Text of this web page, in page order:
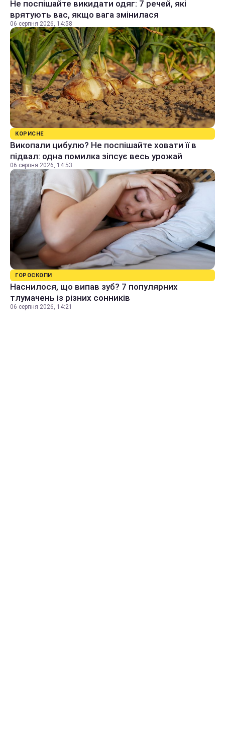
Не поспішайте викидати одяг: 7 речей, які
врятують вас, якщо вага змінилася
06 серпня 2026, 14:58
КОРИСНЕ
Викопали цибулю? Не поспішайте ховати її в
підвал: одна помилка зіпсує весь урожай
06 серпня 2026, 14:53
ГОРОСКОПИ
Наснилося, що випав зуб? 7 популярних
тлумачень із різних сонників
06 серпня 2026, 14:21